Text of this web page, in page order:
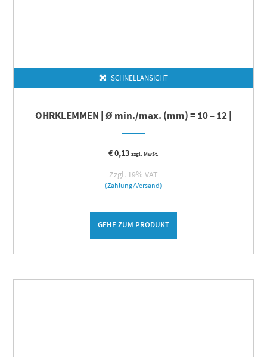
SCHNELLANSICHT
OHRKLEMMEN | Ø min./max. (mm) = 10 – 12 |
€0,13 zzgl. MwSt.
Zzgl. 19% VAT
(Zahlung/Versand)
GEHE ZUM PRODUKT